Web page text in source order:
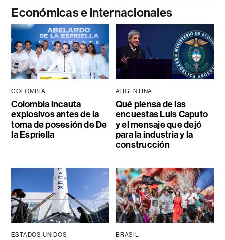
Económicas e internacionales
COLOMBIA
Colombia incauta
explosivos antes de la
toma de posesión de De
la Espriella
ARGENTINA
Qué piensa de las
encuestas Luis Caputo
y el mensaje que dejó
para la industria y la
construcción
ESTADOS UNIDOS BRASIL